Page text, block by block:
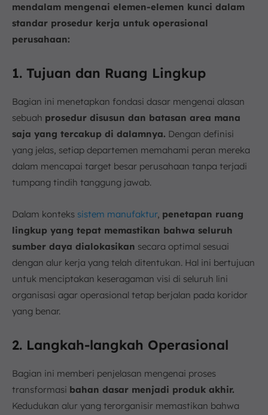
mendalam mengenai elemen-elemen kunci dalam
standar prosedur kerja untuk operasional
perusahaan:
1. Tujuan dan Ruang Lingkup
Bagian ini menetapkan fondasi dasar mengenai alasan
sebuah prosedur disusun dan batasan area mana
saja yang tercakup di dalamnya. Dengan definisi
yang jelas, setiap departemen memahami peran mereka
dalam mencapai target besar perusahaan tanpa terjadi
tumpang tindih tanggung jawab.
Dalam konteks sistem manufaktur, penetapan ruang
lingkup yang tepat memastikan bahwa seluruh
sumber daya dialokasikan secara optimal sesuai
dengan alur kerja yang telah ditentukan. Hal ini bertujuan
untuk menciptakan keseragaman visi di seluruh lini
organisasi agar operasional tetap berjalan pada koridor
yang benar.
2. Langkah-langkah Operasional
Bagian ini memberi penjelasan mengenai proses
transformasi bahan dasar menjadi produk akhir.
Kedudukan alur yang terorganisir memastikan bahwa